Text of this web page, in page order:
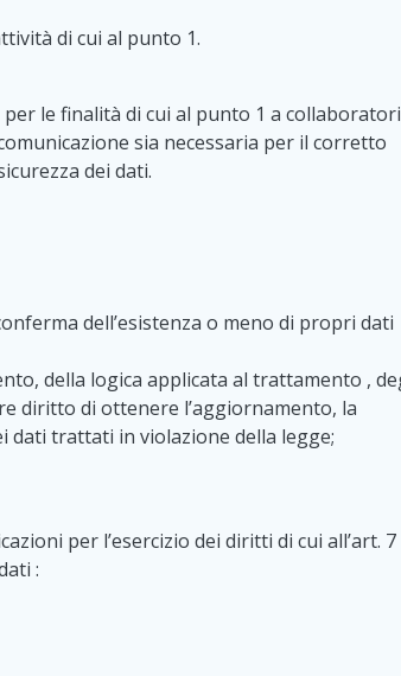
di cui al punto 1.
le finalità di cui al punto 1 a
sia necessaria per il corretto
dei dati.
dell’esistenza o meno di propri dati
della logica applicata al trattamento ,
diritto di ottenere l’aggiornamento, la
dati trattati in violazione della legge;
per l’esercizio dei diritti di cui all’art. 7
: